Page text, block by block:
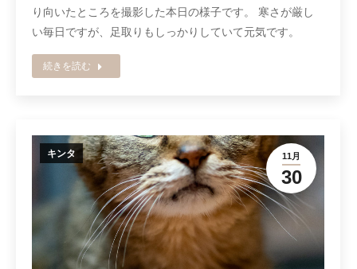
り向いたところを撮影した本日の様子です。 寒さが厳し
い毎日ですが、足取りもしっかりしていて元気です。
続きを読む
11月
30
キンタ